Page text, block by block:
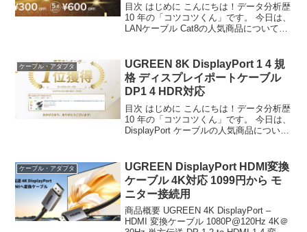
目次 はじめに こんにちは！データ分析歴
10 年の「コツコツくん」です。 今日は、
LANケーブル Cat8の人気商品について徹
たくない」という方、必見です！...
ケーブル・アダプタ
UGREEN 8K DisplayPort 1 4 規
格 ディスプレイポートケーブル
DP1 4 HDR対応
目次 はじめに こんにちは！データ分析歴
10 年の「コツコツくん」です。 今日は、
DisplayPort ケーブルの人気商品について
「失敗したくない」とい...
ケーブル・アダプタ
UGREEN DisplayPort HDMI変換
ケーブル 4K対応 1099円から モ
ニター接続用
商品概要 UGREEN 4K DisplayPort –
HDMI 変換ケーブル 1080P@120Hz 4K＠